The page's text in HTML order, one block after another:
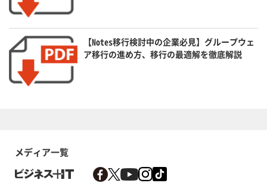
【Notes移行検討中の企業必見】グループウェ
ア移行の進め方、移行の最適解を徹底解説
メディア一覧